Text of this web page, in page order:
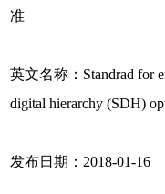
准
英文名称：Standrad for
digital hierarchy (SDH)
发布日期：2018-01-16